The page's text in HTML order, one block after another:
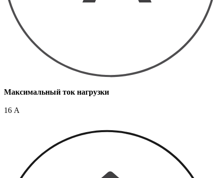
Максимальный ток нагрузки
16 А